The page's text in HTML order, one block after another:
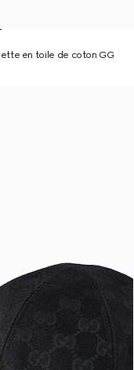
en toile de coton GG